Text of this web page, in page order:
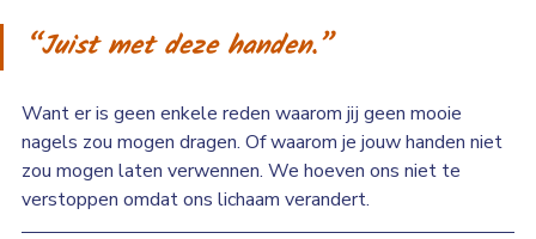
“Juist met deze handen.”
Want er is geen enkele reden waarom jij geen mooie
nagels zou mogen dragen. Of waarom je jouw handen niet
zou mogen laten verwennen. We hoeven ons niet te
verstoppen omdat ons lichaam verandert.